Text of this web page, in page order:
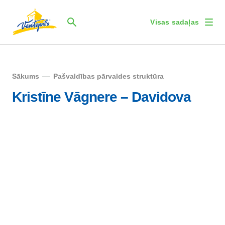
Visas sadaļas
Sākums Pašvaldības pārvaldes struktūra
Kristīne Vāgnere – Davidova